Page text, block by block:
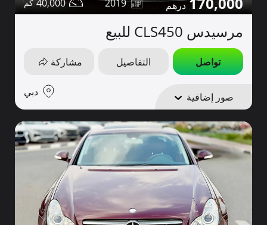
2019
40,000
مرسيدس CLS450 للبيع
تواصل التفاصيل مشاركة
صور إضافية دبي